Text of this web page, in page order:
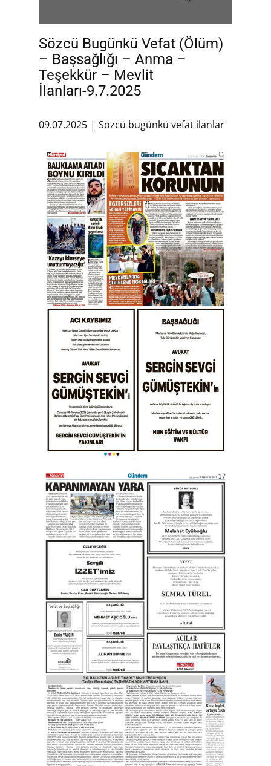
Sözcü Bugünkü Vefat (Ölüm)
– Başsağlığı – Anma –
Teşekkür – Mevlit
İlanları-9.7.2025
09.07.2025 Sözcü bugünkü vefat ilanlar